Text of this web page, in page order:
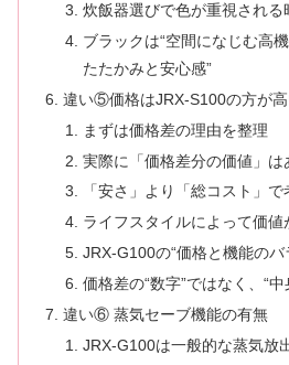
炊飯器選びで色が重視される
ブラックは“空間になじむ高
たたかみと安心感”
違い⑤価格はJRX-S100の方が
まずは価格差の理由を整理
実際に「価格差分の価値」は
「安さ」より「総コスト」
ライフスタイルによって価値
JRX-G100の“価格と機能のバ
価格差の“数字”ではなく、“中
違い⑥ 蒸気セーブ機能の有無
JRX-G100は一般的な蒸気放